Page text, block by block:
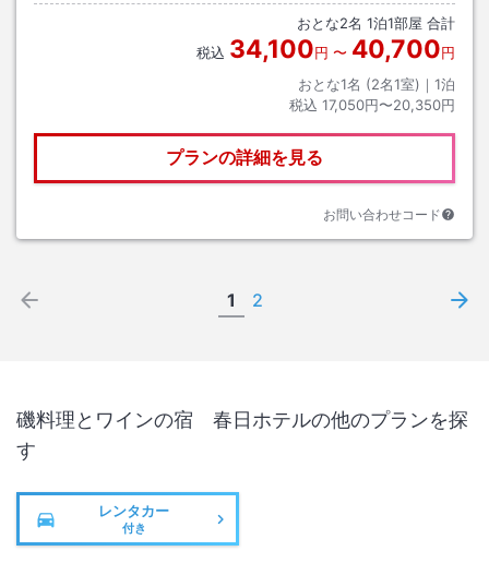
おとな2名 1泊1部屋 合計
税込 34,100円 〜 40,700円
おとな1名 (2名1室)｜ 1泊
税込 17,050円〜20,350円
プランの詳細を見る
お問い合わせコード
1 2
磯料理とワインの宿 春日ホテルの他のプランを探
す
レンタカー
付き